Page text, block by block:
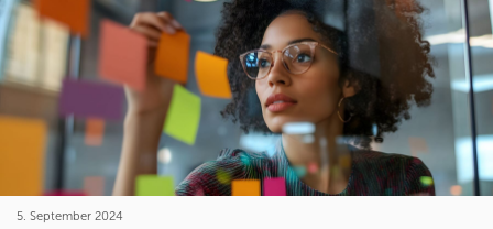
5. September 2024